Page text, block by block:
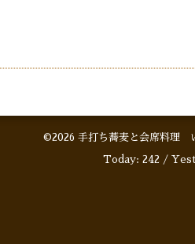
©2026 手打ち蕎麦と会席料理
Today: 242 /